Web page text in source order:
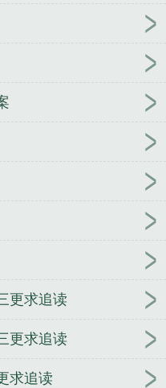
更求追读
更求追读
求追读